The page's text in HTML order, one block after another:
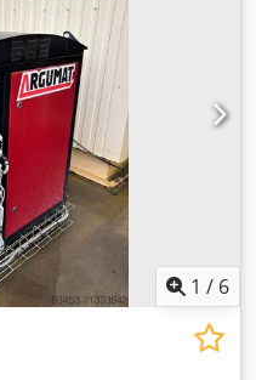
1 / 6